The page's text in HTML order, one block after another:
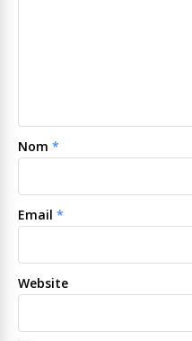
Nom *
Email *
Website